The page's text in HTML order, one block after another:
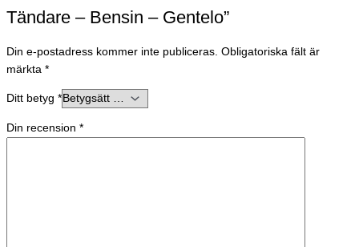
Tändare – Bensin – Gentelo”
Din e-postadress kommer inte publiceras. Obligatoriska fält är
märkta *
Ditt betyg *
Din recension *